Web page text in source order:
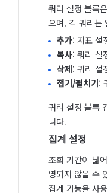
쿼리 설정 블록
으며, 각 쿼리는
추가: 지표 설
복사: 쿼리 설
삭제: 쿼리 설
접기/펼치기:
쿼리 설정 블록
니다.
집계 설정
조회 기간이 넓
영되지 않을 수
집계 기능을 사